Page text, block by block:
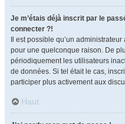
Je m’étais déjà inscrit par le
connecter ?!
Il est possible qu’un
pour une quelconque raison. De
périodiquement les utilisateurs
de données. Si tel était le cas,
participer plus activement aux
Haut